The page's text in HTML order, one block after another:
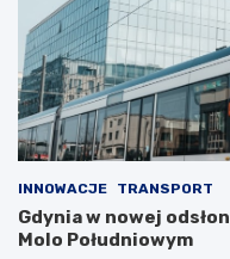
ć
?
INNOWACJE TRANSPORT
Gdynia w nowej
Molo Południowym